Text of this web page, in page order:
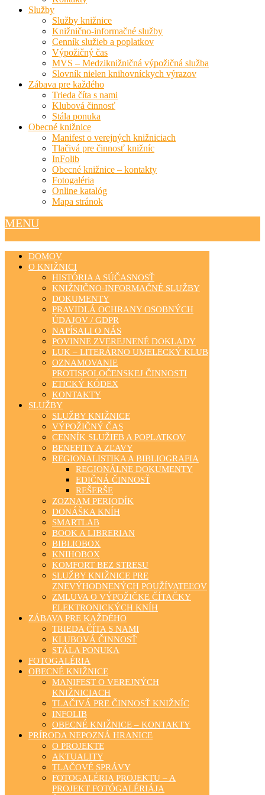
Služby
Služby knižnice
Knižnično-informačné služby
Cenník služieb a poplatkov
Výpožičný čas
MVS – Medziknižničná výpožičná služba
Slovník nielen knihovníckych výrazov
Zábava pre každého
Trieda číta s nami
Klubová činnosť
Stála ponuka
Obecné knižnice
Manifest o verejných knižniciach
Tlačivá pre činnosť knižníc
InFolib
Obecné knižnice – kontakty
Fotogaléria
Online katalóg
Mapa stránok
MENU
DOMOV
O KNIŽNICI
HISTÓRIA A SÚČASNOSŤ
KNIŽNIČNO-INFORMAČNÉ SLUŽBY
DOKUMENTY
PRAVIDLÁ OCHRANY OSOBNÝCH
ÚDAJOV / GDPR
NAPÍSALI O NÁS
POVINNE ZVEREJNENÉ DOKLADY
LUK – LITERÁRNO UMELECKÝ KLUB
OZNAMOVANIE
PROTISPOLOČENSKEJ ČINNOSTI
ETICKÝ KÓDEX
KONTAKTY
SLUŽBY
SLUŽBY KNIŽNICE
VÝPOŽIČNÝ ČAS
CENNÍK SLUŽIEB A POPLATKOV
BENEFITY A ZĽAVY
REGIONALISTIKA A BIBLIOGRAFIA
REGIONÁLNE DOKUMENTY
EDIČNÁ ČINNOSŤ
REŠERŠE
ZOZNAM PERIODÍK
DONÁŠKA KNÍH
SMARTLAB
BOOK A LIBRERIAN
BIBLIOBOX
KNIHOBOX
KOMFORT BEZ STRESU
SLUŽBY KNIŽNICE PRE
ZNEVÝHODNENÝCH POUŽÍVATEĽOV
ZMLUVA O VÝPOŽIČKE ČÍTAČKY
ELEKTRONICKÝCH KNÍH
ZÁBAVA PRE KAŽDÉHO
TRIEDA ČÍTA S NAMI
KLUBOVÁ ČINNOSŤ
STÁLA PONUKA
FOTOGALÉRIA
OBECNÉ KNIŽNICE
MANIFEST O VEREJNÝCH
KNIŽNICIACH
TLAČIVÁ PRE ČINNOSŤ KNIŽNÍC
INFOLIB
OBECNÉ KNIŽNICE – KONTAKTY
PRÍRODA NEPOZNÁ HRANICE
O PROJEKTE
AKTUALITY
TLAČOVÉ SPRÁVY
FOTOGALÉRIA PROJEKTU – A
PROJEKT FOTÓGALÉRIÁJA